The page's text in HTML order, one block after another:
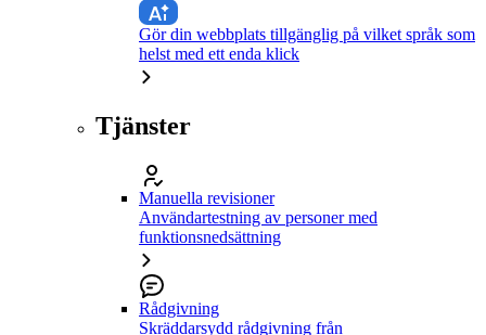
Gör din webbplats tillgänglig på vilket språk som
helst med ett enda klick
Tjänster
Manuella revisioner
Användartestning av personer med
funktionsnedsättning
Rådgivning
Skräddarsydd rådgivning från